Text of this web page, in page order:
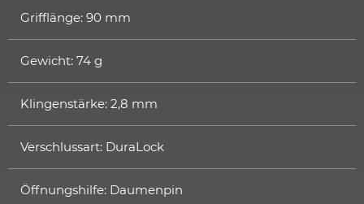
Grifflänge: 90 mm
Gewicht: 74 g
Klingenstärke: 2,8 mm
Verschlussart: DuraLock
Öffnungshilfe: Daumenpin